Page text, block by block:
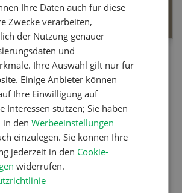
MEHR ERFAHREN
Artikel
Kuhnamen: Liste
Z
Ihre Daten auch für diese
Zwecke verarbeiten,
der Nutzung genauer
und
Ihre Auswahl gilt nur für
Einige Anbieter können
Ihre Einwilligung auf
Interessen stützen; Sie haben
in denWerbeeinstellungen
einzulegen. Sie können Ihre
jederzeit in den Cookie-
widerrufen.